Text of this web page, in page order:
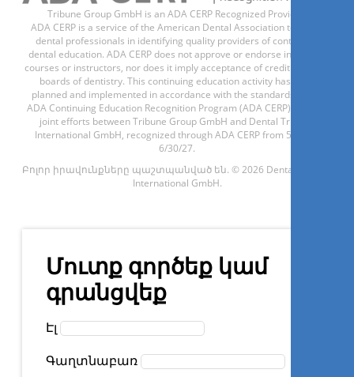
Գրանցվիր հիմա
1.5CE
Full digital approach for
complex oral rehabilitations
on implants
CE
Tribune Group GmbH is an ADA CERP Recognized Provider.
ADA CERP is a service of the American Dental Association to assist
dental professionals in identifying quality providers of continuing
dental education. ADA CERP does not approve or endorse individual
courses or instructors, nor does it imply acceptance of credit hours by
boards of dentistry. This continuing education activity has been
planned and implemented in accordance with the standards of the
ADA Continuing Education Recognition Program (ADA CERP) through
joint efforts between Tribune Group GmbH and Dental Tribune
International GmbH, recognized through ADA CERP from 5/1/24 -
6/30/27.
Բոլոր իրավունքները պաշտպանված են. © 2026 Dental Tribune
International GmbH.
Մուտք գործեք կամ
գրանցվեք
Էլ
Գաղտնաբառ